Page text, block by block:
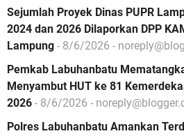
Sejumlah Proyek Dinas PUPR
2024 dan 2026 Dilaporkan DPP
Lampung - 8/6/2026 -
Pemkab Labuhanbatu
Menyambut HUT ke 81
2026 - 8/6/2026 -
Polres Labuhanbatu Amankan